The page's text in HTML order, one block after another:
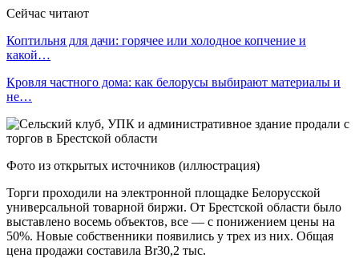
Сейчас читают
Коптильня для дачи: горячее или холодное копчение и
какой…
Кровля частного дома: как белорусы выбирают материалы и
не…
Фото из открытых источников (иллюстрация)
Торги проходили на электронной площадке Белорусской
универсальной товарной биржи. От Брестской области было
выставлено восемь объектов, все — с понижением цены на
50%. Новые собственники появились у трех из них. Общая
цена продажи составила Br30,2 тыс.